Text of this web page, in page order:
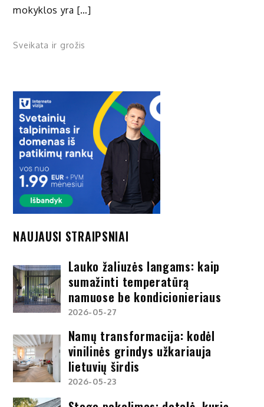
mokyklos yra […]
Sveikata ir grožis
NAUJAUSI STRAIPSNIAI
Lauko žaliuzės langams: kaip
sumažinti temperatūrą
namuose be kondicionieriaus
2026-05-27
Namų transformacija: kodėl
vinilinės grindys užkariauja
lietuvių širdis
2026-05-23